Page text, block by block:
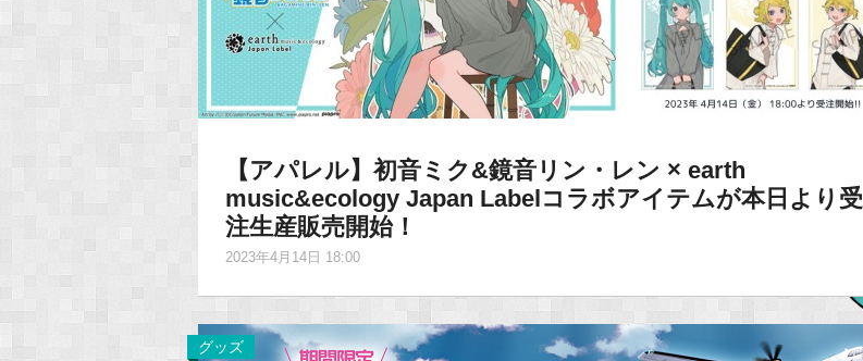
【アパレル】初音ミク&鏡音リン・レン × earth
music&ecology Japan Labelコラボアイテムが本日より受
注生産販売開始！
2023年4月14日 18:00
グッズ